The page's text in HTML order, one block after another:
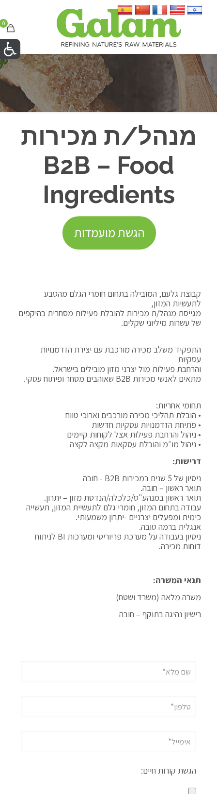
0
מנהל/ת מכירות
B2B – Food
Ingredients
הגשת מועמדות
קבוצת גלעם, המובילה בתחום חומרי הגלם מהטבע
לתעשיות המזון,
מגייסת מנהל/ת מכירות להובלת פעילות מסחרית בהיקפים
של עשרות מיליוני שקלים.
התפקיד משלב מכירה מורכבת עם יצירת הזדמנויות
עסקיות
והרחבת פעילות מול יצרני מזון מובילים בישראל.
מתאים לאנשי מכירות B2B שאוהבים מסחר ופיתוח עסקי.
תחומי אחריות:
• הובלת תהליכי מכירה מורכבים וארוכי טווח
• פתיחת הזדמנויות עסקיות חדשות
• ניהול והרחבת פעילות אצל לקוחות קיימים
• ניהול מו״מ והובלת עסקאות מקצה לקצה
דרישות:
ניסיון של 5 שנים במכירות B2B - חובה
תואר ראשון – חובה.
תואר ראשון במנהע"ס/כלכלה/הנדסת מזון – יתרון.
עבודה בתחום המזון, חומרי גלם לתעשיית המזון, תעשייה
כימית ומפעלים יצרניים -יתרון משמעותי.
אנגלית ברמה טובה.
ניסיון בעבודה על מערכת פריוריטי ומערכות BI לניתוח
דוחות מכירה.
תנאי המשרה:
משרה מלאה (משרד ושטח)
רישיון נהיגה בתוקף – חובה
הגשת קורות חיים: